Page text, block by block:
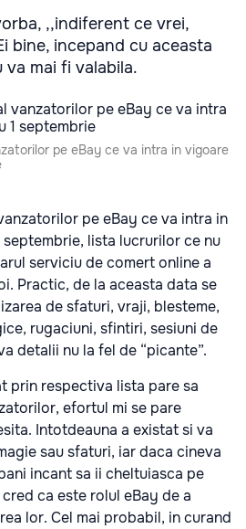
,,indiferent ce vrei,
bine, incepand cu aceasta
va mai fi valabila.
pe eBay ce va intra in vigoare
pe eBay ce va intra in
lista lucrurilor ce nu
serviciu de comert online a
Practic, de la aceasta data se
de sfaturi, vraji, blesteme,
rugaciuni, sfintiri, sesiuni de
detalii nu la fel de “picante”.
prin respectiva lista pare sa
efortul mi se pare
Intotdeauna a existat si va
sau sfaturi, iar daca cineva
incant sa ii cheltuiasca pe
ca este rolul eBay de a
lor. Cel mai probabil, in curand